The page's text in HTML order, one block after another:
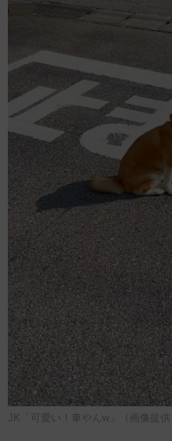
JK「可愛い！車やんw」（画像提供